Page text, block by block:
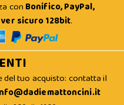
con Bonifico, PayPal,
sicuro 128bit.
del tuo acquisto: contatta il